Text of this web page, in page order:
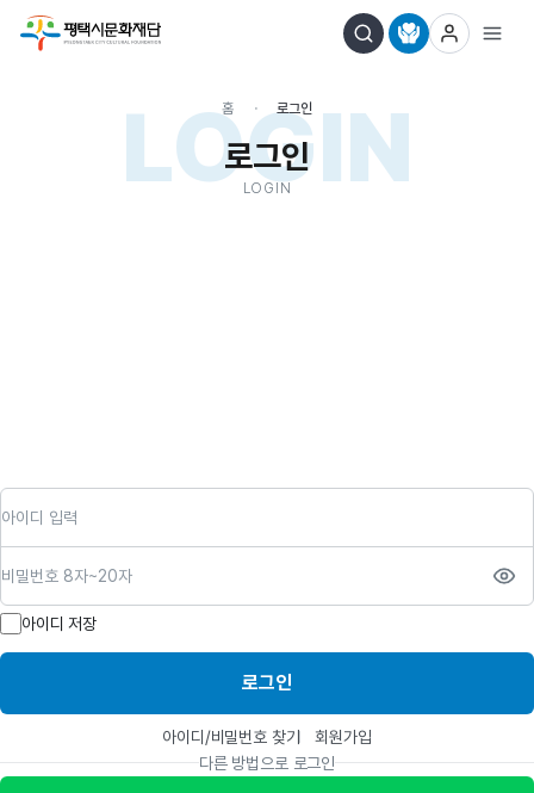
LOGIN
홈 로그인
로그인
LOGIN
아이디 저장
로그인
아이디/비밀번호 찾기
회원가입
다른 방법으로 로그인